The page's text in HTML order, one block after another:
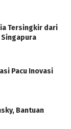
Tersingkir dari
Singapura
Pacu Inovasi
Bantuan